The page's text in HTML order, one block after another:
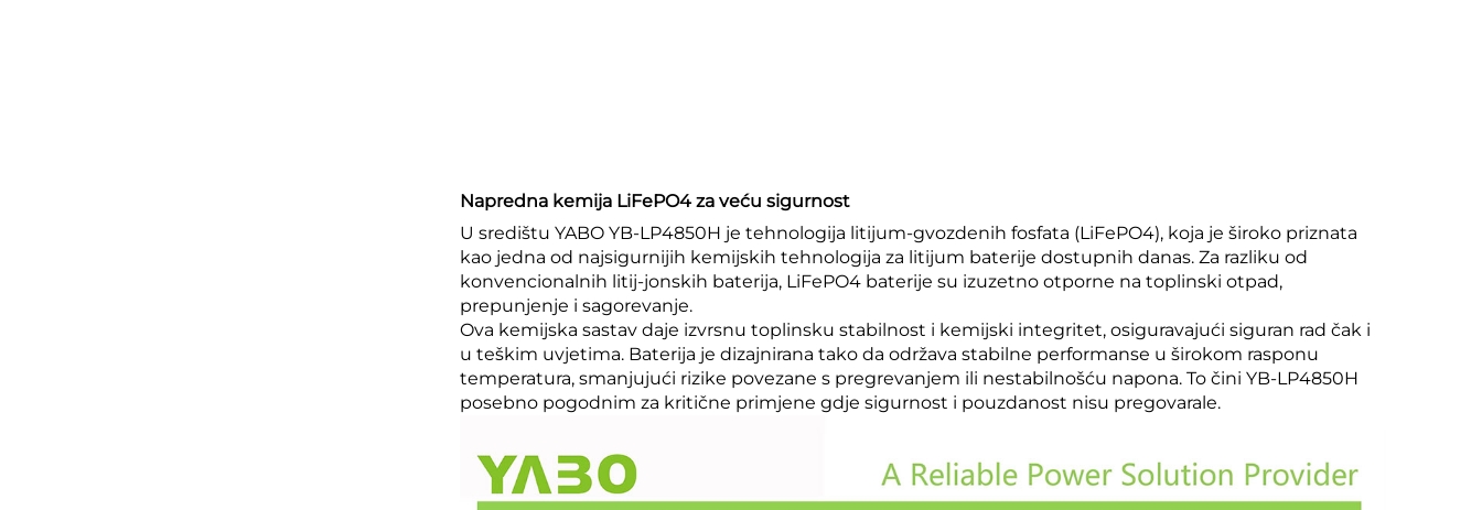
Napredna kemija LiFePO4 za veću sigurnost
U središtu YABO YB-LP4850H je tehnologija litijum-gvozdenih fosfata (LiFePO4), koja je široko priznata
kao jedna od najsigurnijih kemijskih tehnologija za litijum baterije dostupnih danas. Za razliku od
konvencionalnih litij-jonskih baterija, LiFePO4 baterije su izuzetno otporne na toplinski otpad,
prepunjenje i sagorevanje.
Ova kemijska sastav daje izvrsnu toplinsku stabilnost i kemijski integritet, osiguravajući siguran rad čak i
u teškim uvjetima. Baterija je dizajnirana tako da održava stabilne performanse u širokom rasponu
temperatura, smanjujući rizike povezane s pregrevanjem ili nestabilnošću napona. To čini YB-LP4850H
posebno pogodnim za kritične primjene gdje sigurnost i pouzdanost nisu pregovarale.